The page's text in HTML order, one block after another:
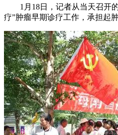
1月18日，记者从当天召开的
疗”肿瘤早期诊疗工作，承担起